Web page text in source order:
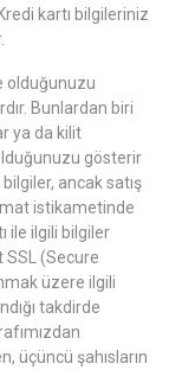
kartı bilgileriniz
olduğunuzu
Bunlardan biri
ya da kilit
gösterir
ancak satış
istikametinde
ile ilgili bilgiler
SSL (Secure
üzere ilgili
takdirde
üçüncü şahısların